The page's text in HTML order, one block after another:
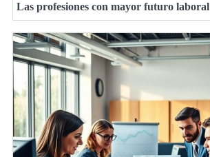
Las profesiones con mayor futuro laboral